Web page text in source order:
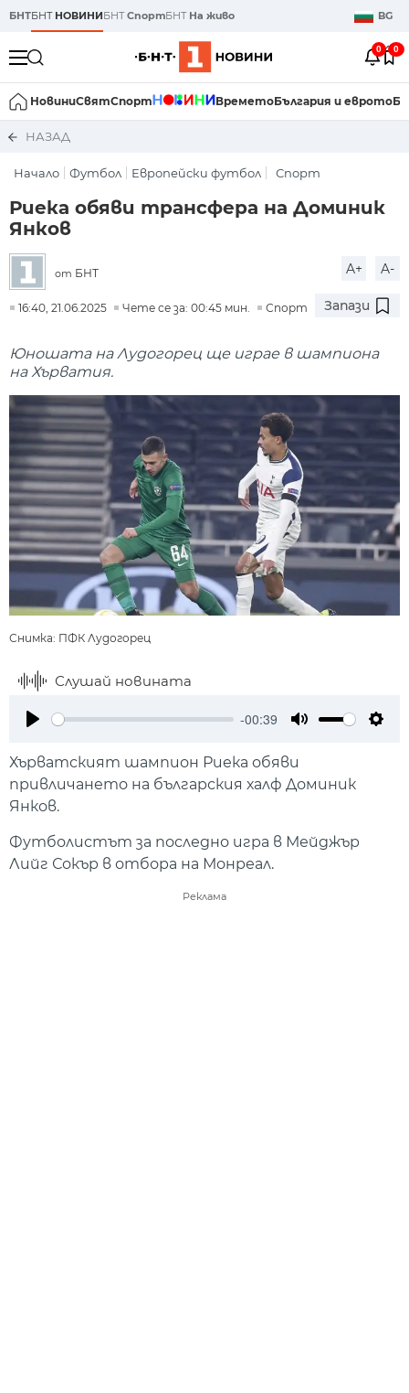
БНТБНТ НОВИНИБНТСпортБНТ На живо BG
0 0
НовиниСвятСпорт ВреметоБългария и еврото
НАЗАД
Начало Футбол Европейски футбол Спорт
Риека обяви трансфера на Доминик
Янков
от БНТ A+ A-
16:40, 21.06.2025 Чете се за: 00:45 мин. Спорт Запази
Юношата на Лудогорец ще играе в шампиона
на Хърватия.
Снимка: ПФК Лудогорец
Слушай новината
-00:39
Хърватският шампион Риека обяви
привличането на българския халф Доминик
Янков.
Футболистът за последно игра в Мейджър
Лийг Сокър в отбора на Монреал.
Реклама